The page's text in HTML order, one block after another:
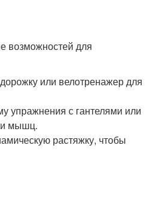
возможностей для
или велотренажер для
упражнения с гантелями или
мышц.
растяжку, чтобы